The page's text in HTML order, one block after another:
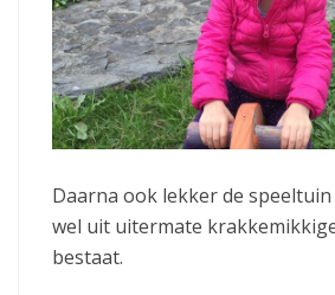
Daarna ook lekker de
wel uit uitermate
bestaat.